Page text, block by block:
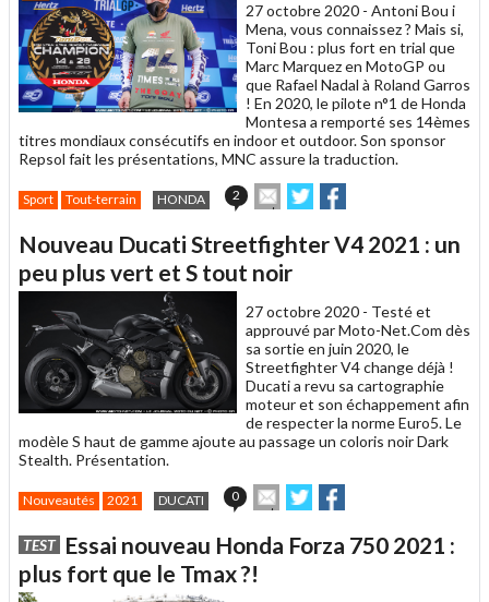
27 octobre 2020 - Antoni Bou i
Mena, vous connaissez ? Mais si,
Toni Bou : plus fort en trial que
Marc Marquez en MotoGP ou
que Rafael Nadal à Roland Garros
! En 2020, le pilote n°1 de Honda
Montesa a remporté ses 14èmes
titres mondiaux consécutifs en indoor et outdoor. Son sponsor
Repsol fait les présentations, MNC assure la traduction.
Sport Tout-terrain HONDA 2
Envoyer
cet
à
un
ami
Partager
sur sur
Nouveau Ducati Streetfighter V4 2021 : un
peu plus vert et S tout noir
27 octobre 2020 - Testé et
approuvé par Moto-Net.Com dès
sa sortie en juin 2020, le
Streetfighter V4 change déjà !
Ducati a revu sa cartographie
moteur et son échappement afin
de respecter la norme Euro5. Le
modèle S haut de gamme ajoute au passage un coloris noir Dark
Stealth. Présentation.
Nouveautés 2021 DUCATI 0
Envoyer
cet
à
un
ami
Partager
sur sur
TEST Essai nouveau Honda Forza 750 2021 :
plus fort que le Tmax ?!